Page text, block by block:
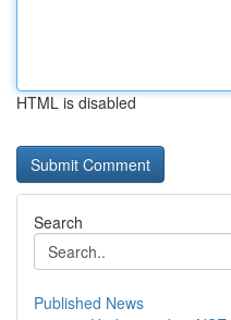
HTML is disabled
Search
Published News